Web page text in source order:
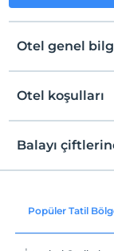
Otel genel
Otel koşulları
Check/in
En erken saat 10:00
Check/out
Evcil Hayvan
Sigara
Balayı
Popüler Tatil